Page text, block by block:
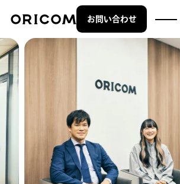
株式会社オリコム ORICOM CO.,LTD.
お問い合わせ